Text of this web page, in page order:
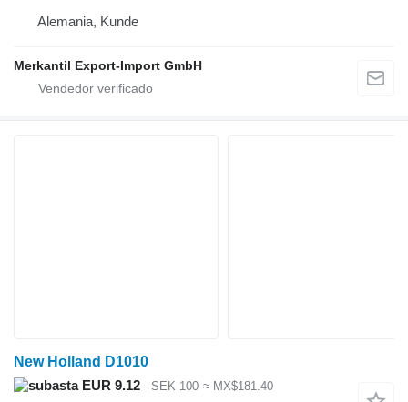
Alemania, Kunde
Merkantil Export-Import GmbH
New Holland D1010
EUR 9.12
SEK 100 ≈ MX$181.40